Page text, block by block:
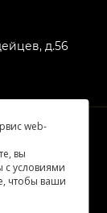
д.56
web-
вы
с условиями
чтобы ваши